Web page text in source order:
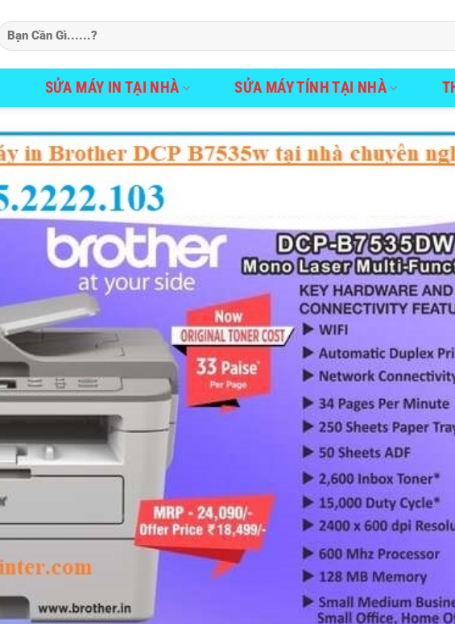
SỬA MÁY IN TẠI NHÀ SỬA MÁY TÍNH TẠI NHÀ